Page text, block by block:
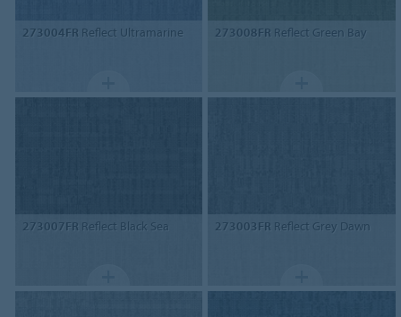
273004FR Reflect Ultramarine 273008FR Reflect Green Bay
273007FR Reflect Black Sea 273003FR Reflect Grey Dawn